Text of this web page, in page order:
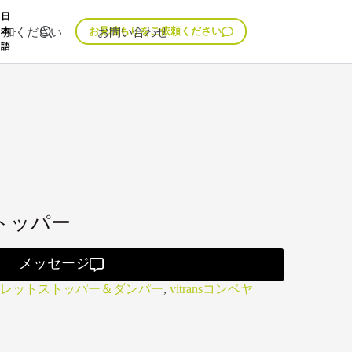
ください お問い合わせ
日
本
語
お見積もりをご依頼ください
ッパー
メッセージ
ットストッパー＆ダンパー, vitransコンベヤ